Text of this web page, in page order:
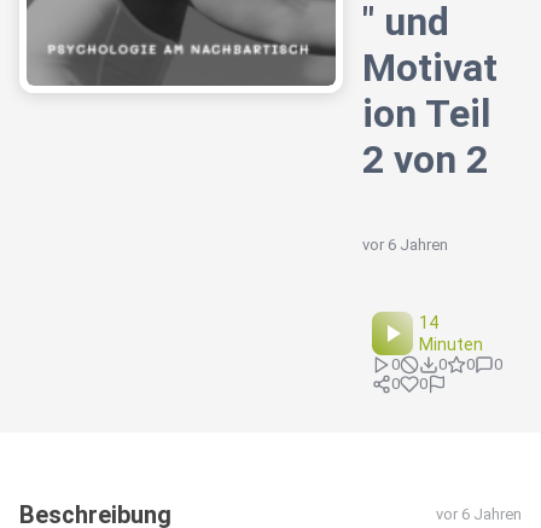
" und
Motivat
ion Teil
2 von 2
vor 6 Jahren
14
Minuten
0 0 0
0
0
0
Beschreibung vor 6 Jahren